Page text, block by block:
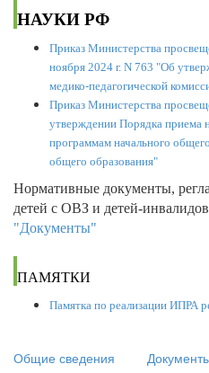
НАУКИ РФ
Приказ Министерства
ноября 2024 г. N 763 "Об
медико-педагогической
Приказ Министерства
утверждении Порядка приема
программам начального
общего образования"
Нормативные документы,
детей с ОВЗ и детей-
"Документы"
ПАМЯТКИ
Памятка по реализации ИПРА
Общие сведения